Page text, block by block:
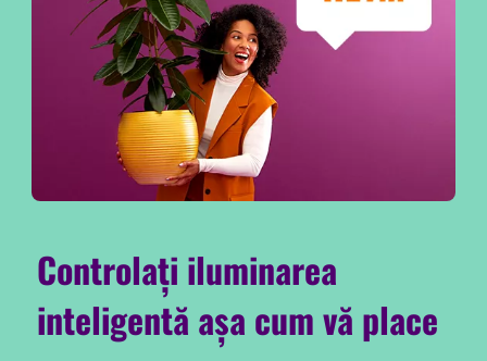
Controlați iluminarea
inteligentă așa cum vă place